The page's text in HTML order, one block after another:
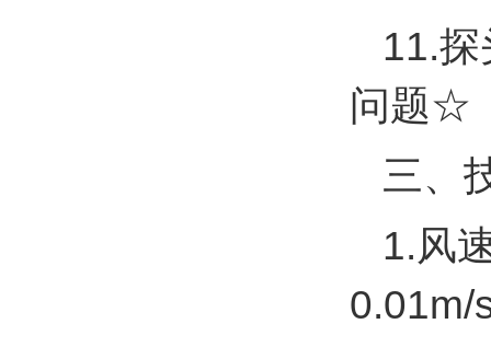
11.
问题☆
三、
1.风
0.01m/